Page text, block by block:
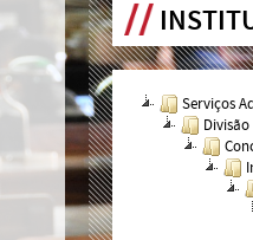
Serviços